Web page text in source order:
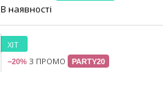
В наявності
ХІТ
−20% З ПРОМО PARTY20